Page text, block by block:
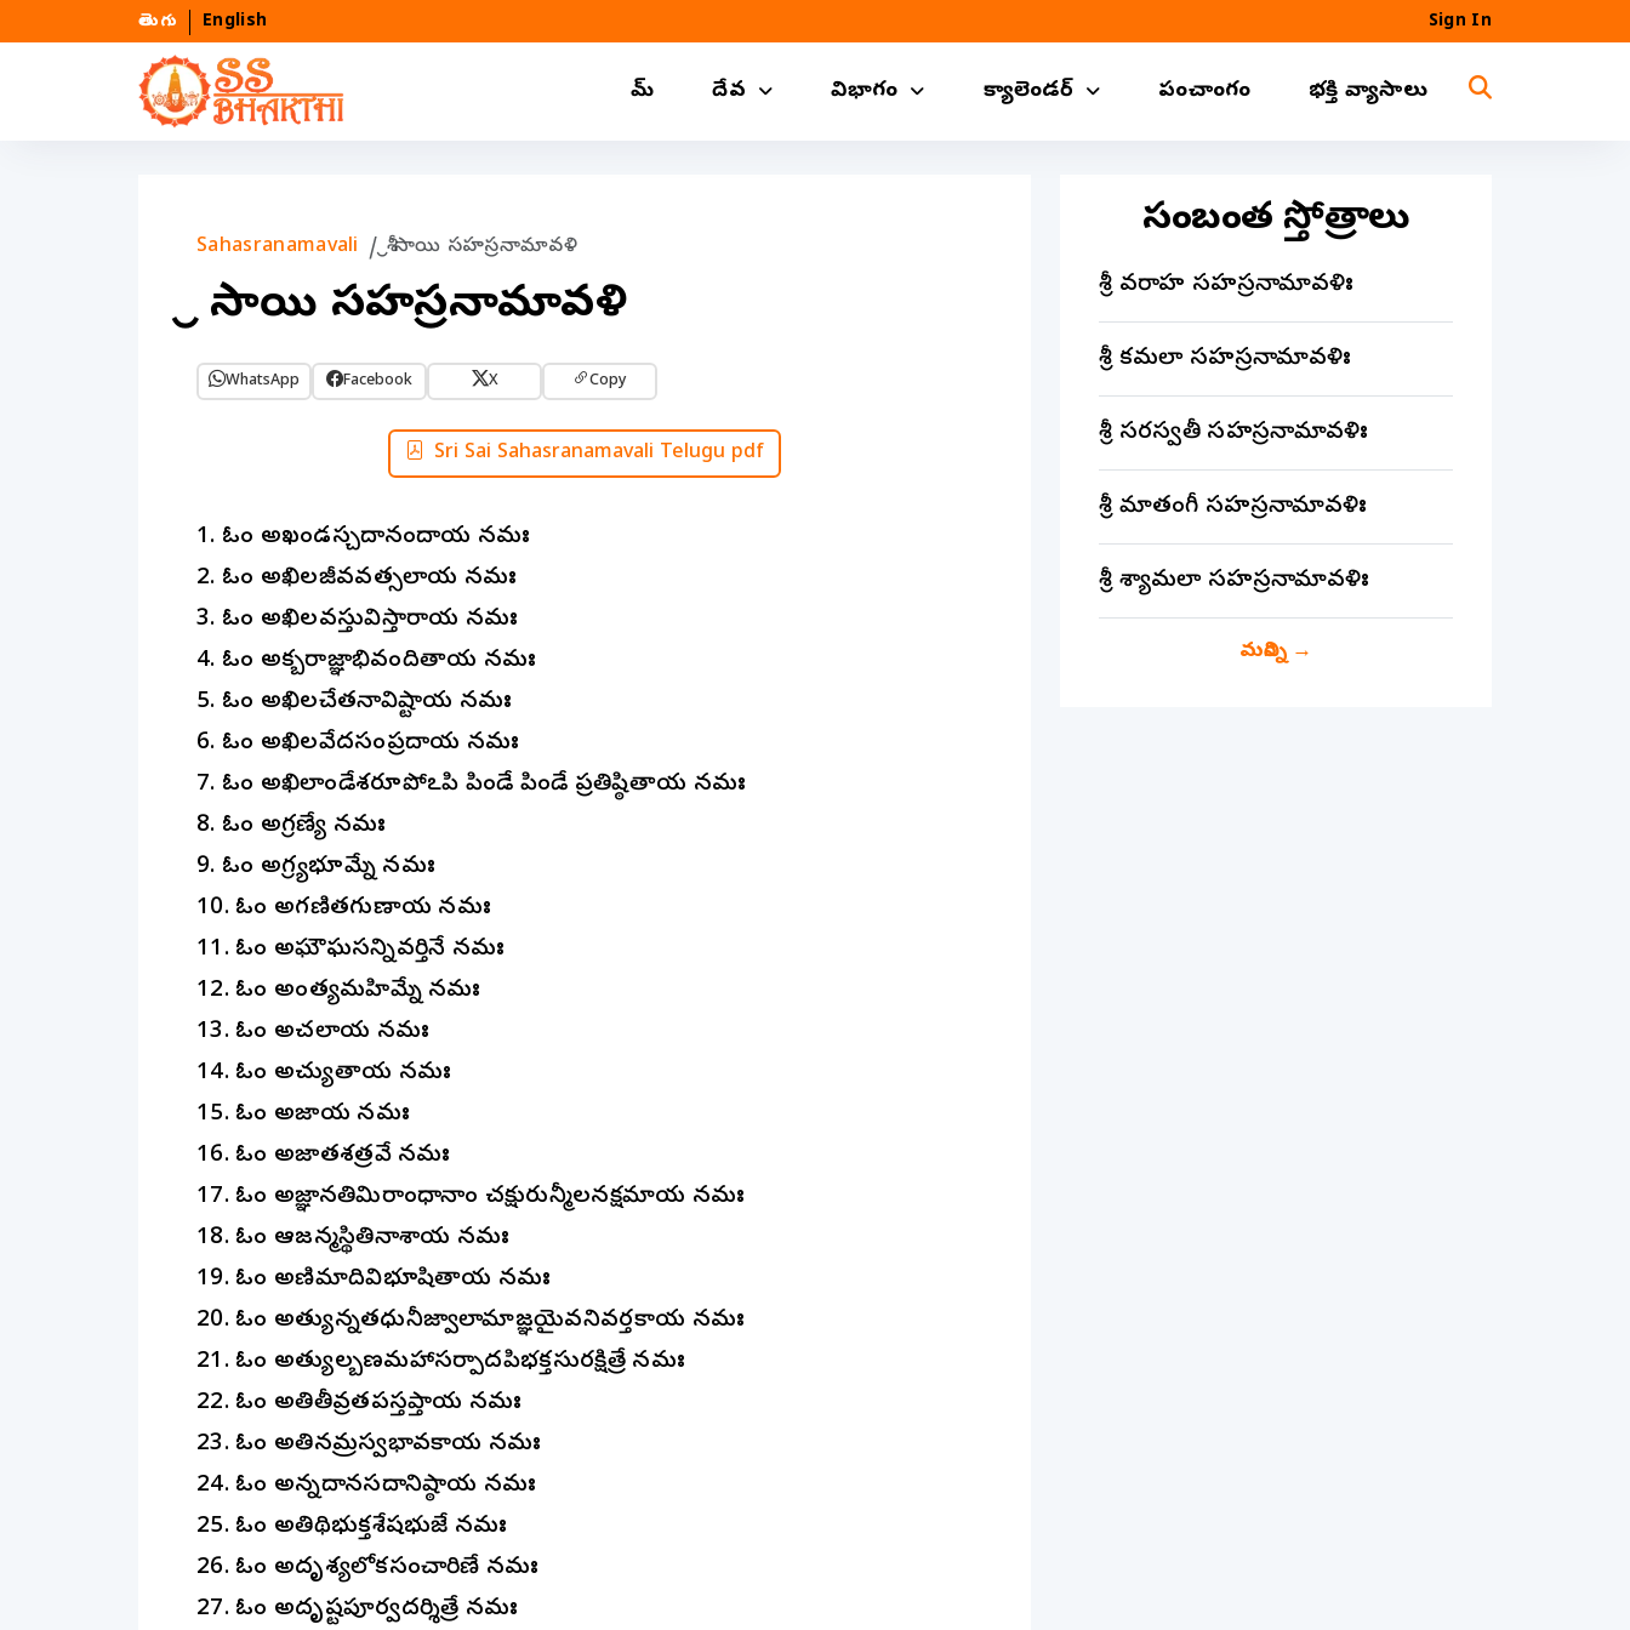
తెలుగు English Sign In
హోమ్ దేవ విభాగం క్యాలెండర్ పంచాంగం భక్తి వ్యాసాలు
Sahasranamavali శ్రీ సాయి సహస్రనామావళి
శ్రీ సాయి సహస్రనామావళి
WhatsApp Facebook X Copy
Sri Sai Sahasranamavali Telugu pdf
1. ఓం అఖండసచ్చిదానందాయ నమః
2. ఓం అఖిలజీవవత్సలాయ నమః
3. ఓం అఖిలవస్తువిస్తారాయ నమః
4. ఓం అక్బరాజ్ఞాభివందితాయ నమః
5. ఓం అఖిలచేతనావిష్టాయ నమః
6. ఓం అఖిలవేదసంప్రదాయ నమః
7. ఓం అఖిలాండేశరూపోఽపి పిండే పిండే ప్రతిష్ఠితాయ నమః
8. ఓం అగ్రణ్యే నమః
9. ఓం అగ్ర్యభూమ్నే నమః
10. ఓం అగణితగుణాయ నమః
11. ఓం అఘౌఘసన్నివర్తినే నమః
12. ఓం అచింత్యమహిమ్నే నమః
13. ఓం అచలాయ నమః
14. ఓం అచ్యుతాయ నమః
15. ఓం అజాయ నమః
16. ఓం అజాతశత్రవే నమః
17. ఓం అజ్ఞానతిమిరాంధానాం చక్షురున్మీలనక్షమాయ నమః
18. ఓం ఆజన్మస్థితినాశాయ నమః
19. ఓం అణిమాదివిభూషితాయ నమః
20. ఓం అత్యున్నతధునీజ్వాలామాజ్ఞయైవనివర్తకాయ నమః
21. ఓం అత్యుల్బణమహాసర్పాదపిభక్తసురక్షిత్రే నమః
22. ఓం అతితీవ్రతపస్తప్తాయ నమః
23. ఓం అతినమ్రస్వభావకాయ నమః
24. ఓం అన్నదానసదానిష్ఠాయ నమః
25. ఓం అతిథిభుక్తశేషభుజే నమః
26. ఓం అదృశ్యలోకసంచారిణే నమః
27. ఓం అదృష్టపూర్వదర్శిత్రే నమః
సంబంధిత స్తోత్రాలు
శ్రీ వరాహ సహస్రనామావళిః
శ్రీ కమలా సహస్రనామావళిః
శ్రీ సరస్వతీ సహస్రనామావళిః
శ్రీ మాతంగీ సహస్రనామావళిః
శ్రీ శ్యామలా సహస్రనామావళిః
మరిన్ని→